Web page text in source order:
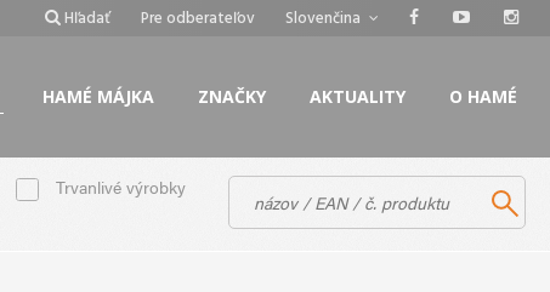
HAMÉ MÁJKA ZNAČKY AKTUALITY O HAMÉ
Slovenčina
Pre odberateľov
Hľadať
Trvanlivé výrobky